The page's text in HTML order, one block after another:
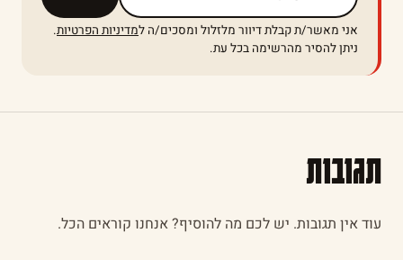
אני מאשר/ת קבלת דיוור מלזלול ומסכים/ה למדיניות הפרטיות.
ניתן להסיר מהרשימה בכל עת.
תגובות
עוד אין תגובות. יש לכם מה להוסיף? אנחנו קוראים הכל.